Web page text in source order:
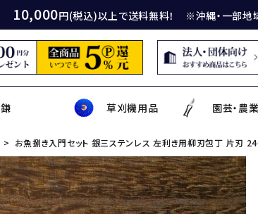
10,000円(税込)以上で送料無料！ ※沖縄・一部地
刺身包丁 薄刃包丁
ペティナイフ 牛刀・筋
角砥石 ダイヤモ
長刃包丁用砥石 刃物研磨
鎌
中厚鎌 厚鎌
小鎌 木鎌
草刈機用品
ナイロンカッター ナイロン
畦草刈機用刃 モア用刃
園芸・農業
鎌 草削り・
農作・園芸用具 芝刈機
鉈 斧
金矢・クサビ 木の皮
鋸 鑿
電動先端工具 金切鋏
事務・工作・細工鋏 理美容品
ソムリエナイフ・カトラリー 盛箸・盛
お魚捌き入門セット 銀三ステンレス 左利き用柳刃包丁 片刃